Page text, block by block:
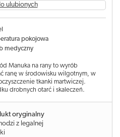
ulubionych
pokojowa
medyczny
Manuka na rany to wyrób
ranę w środowisku wilgotnym, w
tkanki martwiczej.
drobnych otarć i skaleczeń.
oryginalny
z legalnej